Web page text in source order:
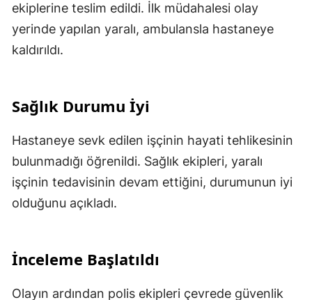
ekiplerine teslim edildi. İlk müdahalesi olay
yerinde yapılan yaralı, ambulansla hastaneye
kaldırıldı.
Sağlık Durumu İyi
Hastaneye sevk edilen işçinin hayati tehlikesinin
bulunmadığı öğrenildi. Sağlık ekipleri, yaralı
işçinin tedavisinin devam ettiğini, durumunun iyi
olduğunu açıkladı.
İnceleme Başlatıldı
Olayın ardından polis ekipleri çevrede güvenlik